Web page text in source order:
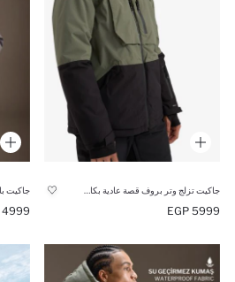
5999 EGP
4999 EGP